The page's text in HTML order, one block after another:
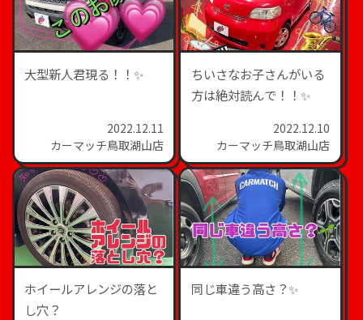
大型新人君現る！！✨
2022.12.11
カーマッチ鳥取湖山店
ちいさなお子さんがいる
方は絶対読んで！！✨
2022.12.10
カーマッチ鳥取湖山店
ホイールアレンジの落と
し穴？
同じ車違う高さ？✨